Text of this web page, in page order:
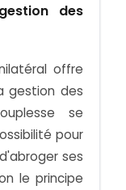
des
offre
gestion des
se
pour
ses
le principe